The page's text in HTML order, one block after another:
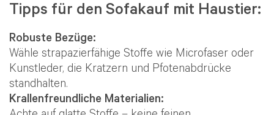
Tipps für den Sofakauf mit Haustier:
Robuste Bezüge:
Wähle strapazierfähige Stoffe wie Microfaser oder
Kunstleder, die Kratzern und Pfotenabdrücke
standhalten.
Krallenfreundliche Materialien: